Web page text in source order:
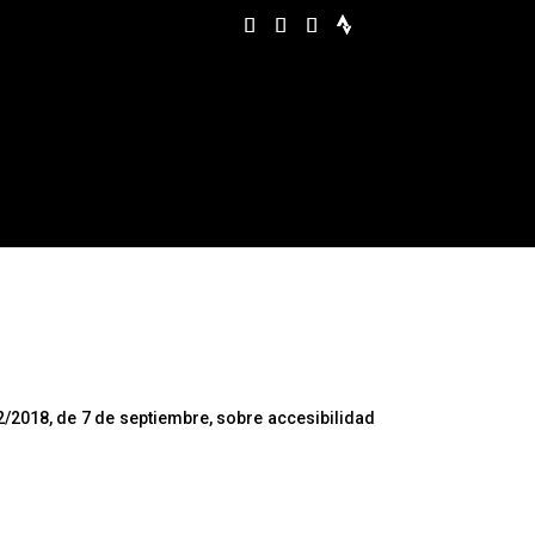
2018, de 7 de septiembre, sobre accesibilidad